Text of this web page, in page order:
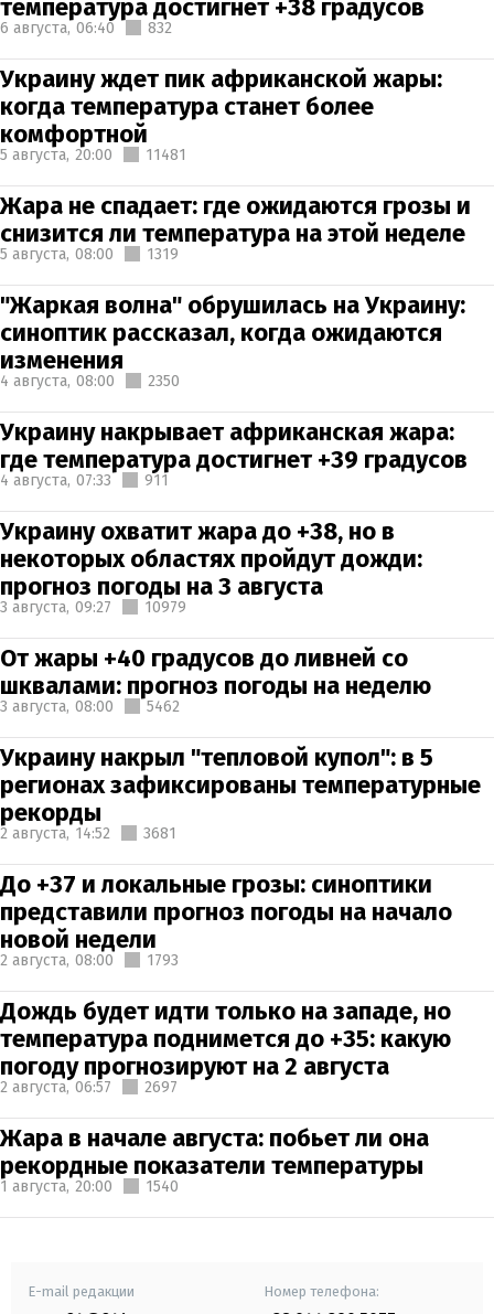
температура достигнет +38 градусов
6 августа, 06:40 832
Украину ждет пик африканской жары:
когда температура станет более
комфортной
5 августа, 20:00 11481
Жара не спадает: где ожидаются грозы и
снизится ли температура на этой неделе
5 августа, 08:00 1319
"Жаркая волна" обрушилась на Украину:
синоптик рассказал, когда ожидаются
изменения
4 августа, 08:00 2350
Украину накрывает африканская жара:
где температура достигнет +39 градусов
4 августа, 07:33 911
Украину охватит жара до +38, но в
некоторых областях пройдут дожди:
прогноз погоды на 3 августа
3 августа, 09:27 10979
От жары +40 градусов до ливней со
шквалами: прогноз погоды на неделю
3 августа, 08:00 5462
Украину накрыл "тепловой купол": в 5
регионах зафиксированы температурные
рекорды
2 августа, 14:52 3681
До +37 и локальные грозы: синоптики
представили прогноз погоды на начало
новой недели
2 августа, 08:00 1793
Дождь будет идти только на западе, но
температура поднимется до +35: какую
погоду прогнозируют на 2 августа
2 августа, 06:57 2697
Жара в начале августа: побьет ли она
рекордные показатели температуры
1 августа, 20:00 1540
E-mail редакции Номер телефона: